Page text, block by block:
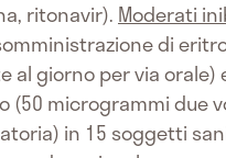
ritonavir). Moderati
di
al giorno per via orale)
(50 microgrammi due
in 15 soggetti